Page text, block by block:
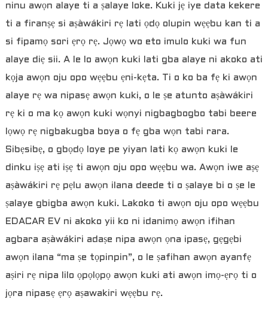
ninu awọn alaye ti a ṣalaye loke. Kuki jẹ iye data kekere
ti a firanṣẹ si aṣàwákiri rẹ lati ọdọ olupin wẹẹbu kan ti a
si fipamọ sori ẹrọ rẹ. Jọwọ wo eto imulo kuki wa fun
alaye diẹ sii. A le lo awọn kuki lati gba alaye ni akoko ati
kọja awọn oju opo wẹẹbu ẹni-kẹta. Ti o ko ba fẹ ki awọn
alaye rẹ wa nipasẹ awọn kuki, o le ṣe atunto aṣàwákiri
rẹ ki o ma kọ awọn kuki wọnyi nigbagbogbo tabi beere
lọwọ rẹ nigbakugba boya o fẹ gba wọn tabi rara.
Sibẹsibẹ, o gbọdọ loye pe yiyan lati kọ awọn kuki le
dinku iṣẹ ati iṣẹ ti awọn oju opo wẹẹbu wa. Awọn iwe aṣẹ
aṣàwákiri rẹ pẹlu awọn ilana deede ti o ṣalaye bi o ṣe le
ṣalaye gbigba awọn kuki. Lakoko ti awọn oju opo wẹẹbu
EDACAR EV ni akoko yii ko ni idanimọ awọn ifihan
agbara aṣàwákiri adaṣe nipa awọn ọna ipasẹ, gẹgẹbi
awọn ilana “ma ṣe tọpinpin”, o le ṣafihan awọn ayanfẹ
aṣiri rẹ nipa lilo ọpọlọpọ awọn kuki ati awọn imọ-ẹrọ ti o
jọra nipasẹ ẹrọ aṣawakiri wẹẹbu rẹ.